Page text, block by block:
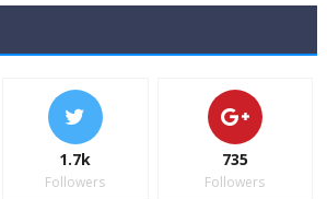
1.7k
Followers
735
Followers